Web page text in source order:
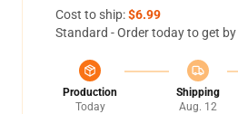
Cost to ship:$6.99
Standard - Order today to get by
Production
Today
Shipping
Aug. 12